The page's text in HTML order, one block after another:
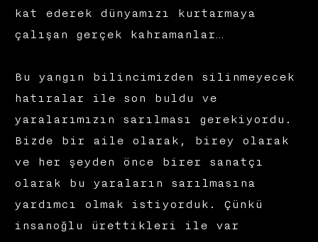
kat ederek dünyamızı kurtarmaya
çalışan gerçek kahramanlar…
Bu yangın bilincimizden silinmeyecek
hatıralar ile son buldu ve
yaralarımızın sarılması gerekiyordu.
Bizde bir aile olarak, birey olarak
ve her şeyden önce birer sanatçı
olarak bu yaraların sarılmasına
yardımcı olmak istiyorduk. Çünkü
insanoğlu ürettikleri ile var